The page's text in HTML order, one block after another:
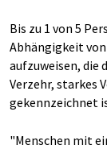
Bis zu 1 von 5
Abhängigkeit
aufzuweisen, die
Verzehr, starkes
gekennzeichnet
"Menschen mit